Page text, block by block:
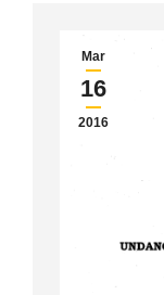
Mar
16
2016